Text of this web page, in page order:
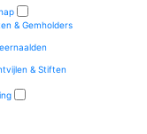
& Gemholders
& Stiften